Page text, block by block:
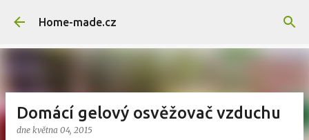
Přeskočit na hlavní obsah
Home-made.cz
Domácí gelový osvěžovač vzduchu
dne května 04, 2015